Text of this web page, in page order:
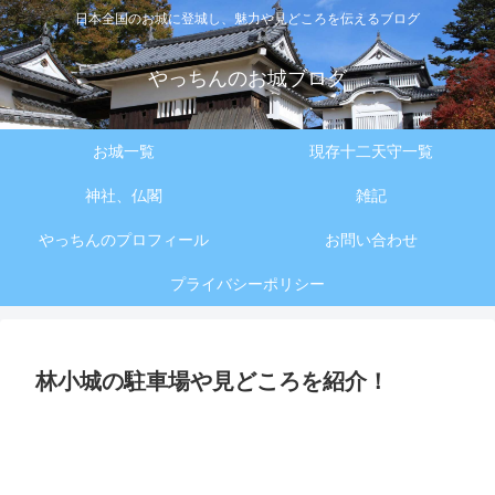
日本全国のお城に登城し、魅力や見どころを伝えるブログ
やっちんのお城ブログ
お城一覧 現存十二天守一覧
神社、仏閣 雑記
やっちんのプロフィール お問い合わせ
プライバシーポリシー
林小城の駐車場や見どころを紹介！